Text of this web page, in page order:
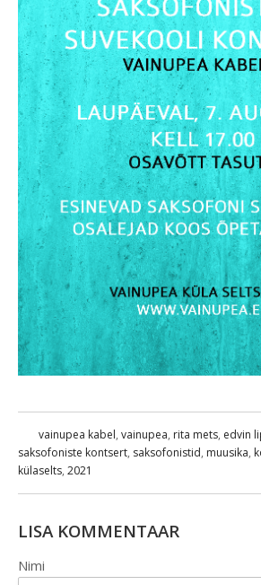
vainupea kabel, vainupea, rita mets, edvin
saksofoniste kontsert, saksofonistid, muusika,
külaselts, 2021
LISA KOMMENTAAR
Nimi